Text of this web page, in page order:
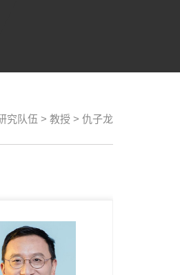
究队伍 > 教授 > 仇子龙